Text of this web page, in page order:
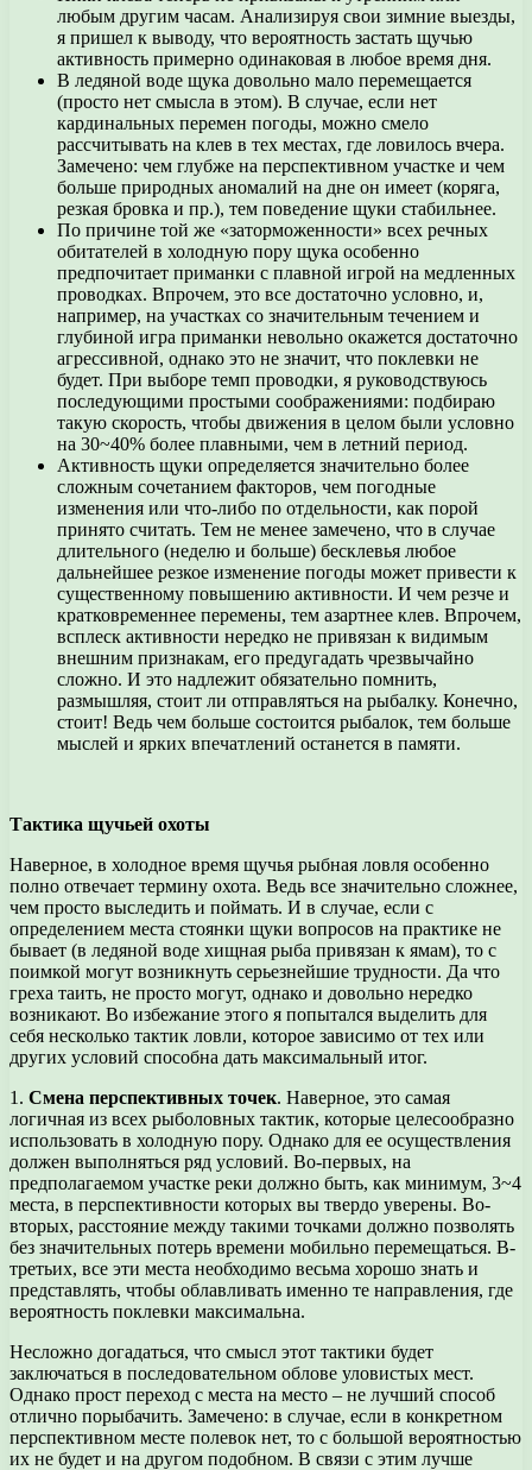
любым другим часам. Анализируя свои зимние выезды,
я пришел к выводу, что вероятность застать щучью
активность примерно одинаковая в любое время дня.
В ледяной воде щука довольно мало перемещается
(просто нет смысла в этом). В случае, если нет
кардинальных перемен погоды, можно смело
рассчитывать на клев в тех местах, где ловилось вчера.
Замечено: чем глубже на перспективном участке и чем
больше природных аномалий на дне он имеет (коряга,
резкая бровка и пр.), тем поведение щуки стабильнее.
По причине той же «заторможенности» всех речных
обитателей в холодную пору щука особенно
предпочитает приманки с плавной игрой на медленных
проводках. Впрочем, это все достаточно условно, и,
например, на участках со значительным течением и
глубиной игра приманки невольно окажется достаточно
агрессивной, однако это не значит, что поклевки не
будет. При выборе темп проводки, я руководствуюсь
последующими простыми соображениями: подбираю
такую скорость, чтобы движения в целом были условно
на 30~40% более плавными, чем в летний период.
Активность щуки определяется значительно более
сложным сочетанием факторов, чем погодные
изменения или что-либо по отдельности, как порой
принято считать. Тем не менее замечено, что в случае
длительного (неделю и больше) бесклевья любое
дальнейшее резкое изменение погоды может привести к
существенному повышению активности. И чем резче и
кратковременнее перемены, тем азартнее клев. Впрочем,
всплеск активности нередко не привязан к видимым
внешним признакам, его предугадать чрезвычайно
сложно. И это надлежит обязательно помнить,
размышляя, стоит ли отправляться на рыбалку. Конечно,
стоит! Ведь чем больше состоится рыбалок, тем больше
мыслей и ярких впечатлений останется в памяти.
Тактика щучьей охоты
Наверное, в холодное время щучья рыбная ловля особенно
полно отвечает термину охота. Ведь все значительно сложнее,
чем просто выследить и поймать. И в случае, если с
определением места стоянки щуки вопросов на практике не
бывает (в ледяной воде хищная рыба привязан к ямам), то с
поимкой могут возникнуть серьезнейшие трудности. Да что
греха таить, не просто могут, однако и довольно нередко
возникают. Во избежание этого я попытался выделить для
себя несколько тактик ловли, которое зависимо от тех или
других условий способна дать максимальный итог.
1. Смена перспективных точек. Наверное, это самая
логичная из всех рыболовных тактик, которые целесообразно
использовать в холодную пору. Однако для ее осуществления
должен выполняться ряд условий. Во-первых, на
предполагаемом участке реки должно быть, как минимум, 3~4
места, в перспективности которых вы твердо уверены. Во-
вторых, расстояние между такими точками должно позволять
без значительных потерь времени мобильно перемещаться. В-
третьих, все эти места необходимо весьма хорошо знать и
представлять, чтобы облавливать именно те направления, где
вероятность поклевки максимальна.
Несложно догадаться, что смысл этот тактики будет
заключаться в последовательном облове уловистых мест.
Однако прост переход с места на место – не лучший способ
отлично порыбачить. Замечено: в случае, если в конкретном
перспективном месте полевок нет, то с большой вероятностью
их не будет и на другом подобном. В связи с этим лучше